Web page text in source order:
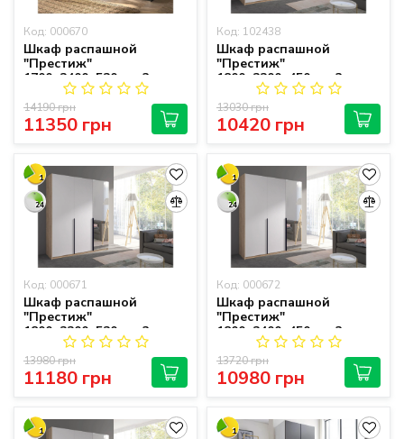
Код: 000670
Шкаф распашной
"Престиж"
1700х2400х520 мм 3-
дверный
11350 грн
14190 грн
Код: 102438
Шкаф распашной
"Престиж"
1800х2200х450 мм 3-
дверный
10420 грн
13030 грн
1
24
Код: 000671
Шкаф распашной
"Престиж"
1800х2200х520 мм 3-
дверный
11180 грн
13980 грн
1
24
Код: 000672
Шкаф распашной
"Престиж"
1800х2400х450 мм 3-
дверный
10980 грн
13720 грн
1 1